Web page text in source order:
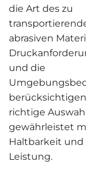
die Art des zu
abrasiven
und die
richtige
gewährleistet
Haltbarkeit und
Leistung.